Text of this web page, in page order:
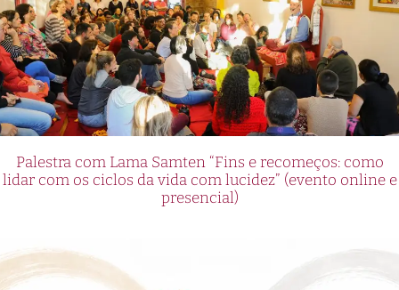
Palestra com Lama Samten “Fins e recomeços: como
lidar com os ciclos da vida com lucidez” (evento online e
presencial)